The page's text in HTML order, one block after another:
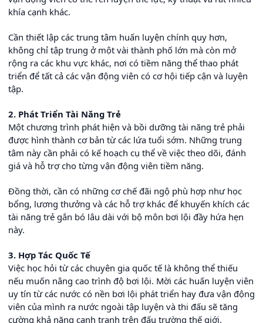
khía cạnh khác.
Cần thiết lập các trung tâm huấn luyện chính quy hơn,
không chỉ tập trung ở một vài thành phố lớn mà còn mở
rộng ra các khu vực khác, nơi có tiềm năng thể thao phát
triển để tất cả các vận động viên có cơ hội tiếp cận và luyện
tập.
2. Phát Triển Tài Năng Trẻ
Một chương trình phát hiện và bồi dưỡng tài năng trẻ phải
được hình thành cơ bản từ các lứa tuổi sớm. Những trung
tâm này cần phải có kế hoạch cụ thể về việc theo dõi, đánh
giá và hỗ trợ cho từng vận động viên tiềm năng.
Đồng thời, cần có những cơ chế đãi ngộ phù hợp như học
bổng, lương thưởng và các hỗ trợ khác để khuyến khích các
tài năng trẻ gắn bó lâu dài với bộ môn bơi lội đầy hứa hẹn
này.
3. Hợp Tác Quốc Tế
Việc học hỏi từ các chuyên gia quốc tế là không thể thiếu
nếu muốn nâng cao trình độ bơi lội. Mời các huấn luyện viên
uy tín từ các nước có nền bơi lội phát triển hay đưa vận động
viên của mình ra nước ngoài tập luyện và thi đấu sẽ tăng
cường khả năng cạnh tranh trên đấu trường thế giới.